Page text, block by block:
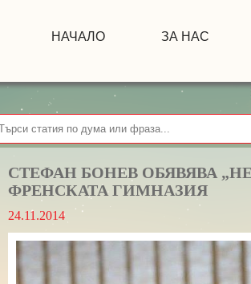
НАЧАЛО ЗА НАС
СТЕФАН БОНЕВ ОБЯВЯВА
ФРЕНСКАТА ГИМНАЗИЯ
24.11.2014